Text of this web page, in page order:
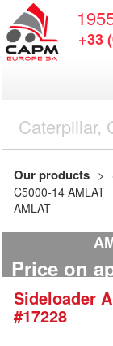
+33
Our products
C5000-14 AMLAT
AMLAT
Price on
Sideloader
#17228